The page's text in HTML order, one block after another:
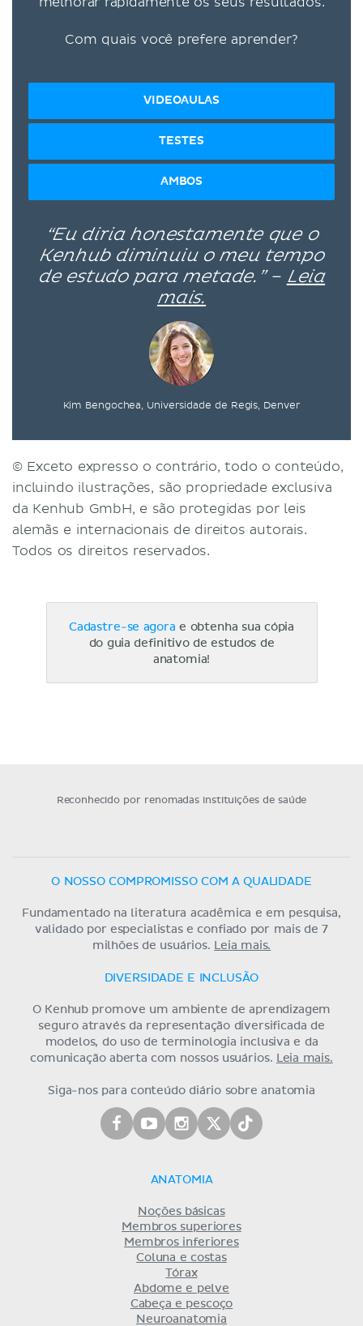
Com quais você prefere aprender?
VIDEOAULAS
TESTES
AMBOS
“Eu diria honestamente que o
Kenhub diminuiu o meu tempo
de estudo para metade.” – Leia
mais.
Kim Bengochea, Universidade de Regis, Denver
© Exceto expresso o contrário, todo o conteúdo,
incluindo ilustrações, são propriedade exclusiva
da Kenhub GmbH, e são protegidas por leis
alemãs e internacionais de direitos autorais.
Todos os direitos reservados.
Cadastre-se agora e obtenha sua cópia
do guia definitivo de estudos de
anatomia!
Reconhecido por renomadas instituições de saúde
O NOSSO COMPROMISSO COM A QUALIDADE
Fundamentado na literatura acadêmica e em pesquisa,
validado por especialistas e confiado por mais de 7
milhões de usuários.
Leia mais.
DIVERSIDADE E INCLUSÃO
O Kenhub promove um ambiente de aprendizagem
seguro através da representação diversificada de
modelos, do uso de terminologia inclusiva e da
comunicação aberta com nossos usuários.
Leia mais.
Siga-nos para conteúdo diário sobre anatomia
ANATOMIA
Noções básicas
Membros superiores
Membros inferiores
Coluna e costas
Tórax
Abdome e pelve
Cabeça e pescoço
Neuroanatomia